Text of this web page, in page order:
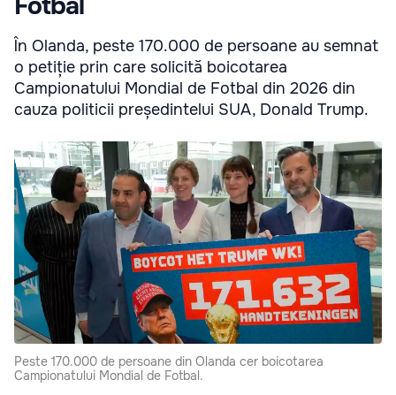
În Olanda, peste 170.000 de persoane au semnat
o petiție prin care solicită boicotarea
Campionatului Mondial de Fotbal din 2026 din
cauza politicii președintelui SUA, Donald Trump.
Peste 170.000 de persoane din Olanda cer boicotarea
Campionatului Mondial de Fotbal.